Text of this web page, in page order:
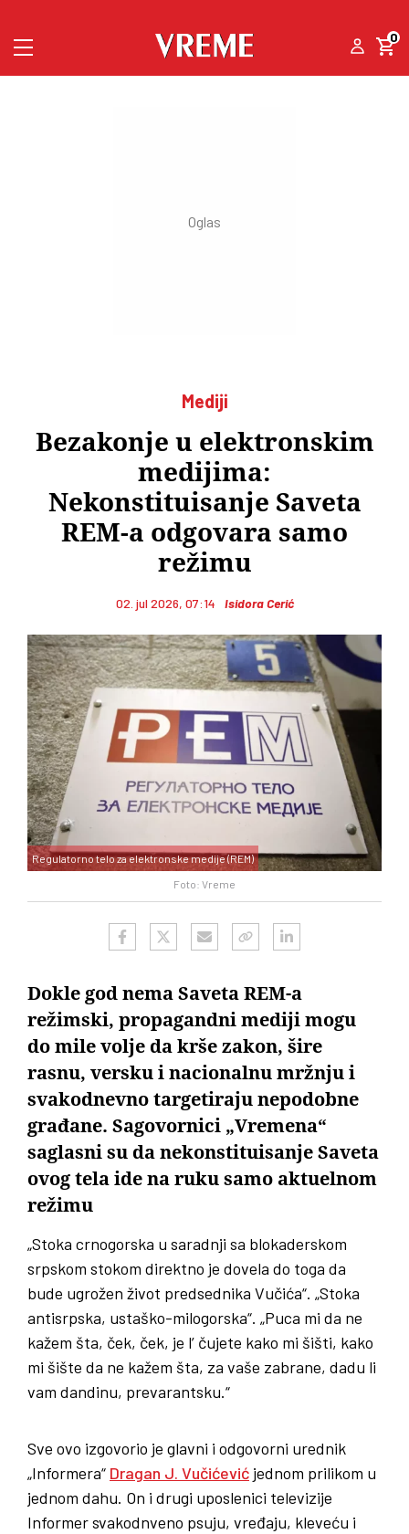
0
Mediji
Bezakonje u elektronskim
medijima:
Nekonstituisanje Saveta
REM-a odgovara samo
režimu
02. jul 2026, 07:14 Isidora Cerić
Foto: Vreme
Regulatorno telo za elektronske medije (REM)
Dokle god nema Saveta REM-a
režimski, propagandni mediji mogu
do mile volje da krše zakon, šire
rasnu, versku i nacionalnu mržnju i
svakodnevno targetiraju nepodobne
građane. Sagovornici „Vremena“
saglasni su da nekonstituisanje Saveta
ovog tela ide na ruku samo aktuelnom
režimu
„Stoka crnogorska u saradnji sa blokaderskom
srpskom stokom direktno je dovela do toga da
bude ugrožen život predsednika Vučića“. „Stoka
antisrpska, ustaško-milogorska“. „Puca mi da ne
kažem šta, ček, ček, je l’ čujete kako mi šišti, kako
mi šište da ne kažem šta, za vaše zabrane, dadu li
vam dandinu, prevarantsku.“
Sve ovo izgovorio je glavni i odgovorni urednik
„Informera“ Dragan J. Vučićević jednom prilikom u
jednom dahu. On i drugi uposlenici televizije
Informer svakodnveno psuju, vređaju, kleveću i